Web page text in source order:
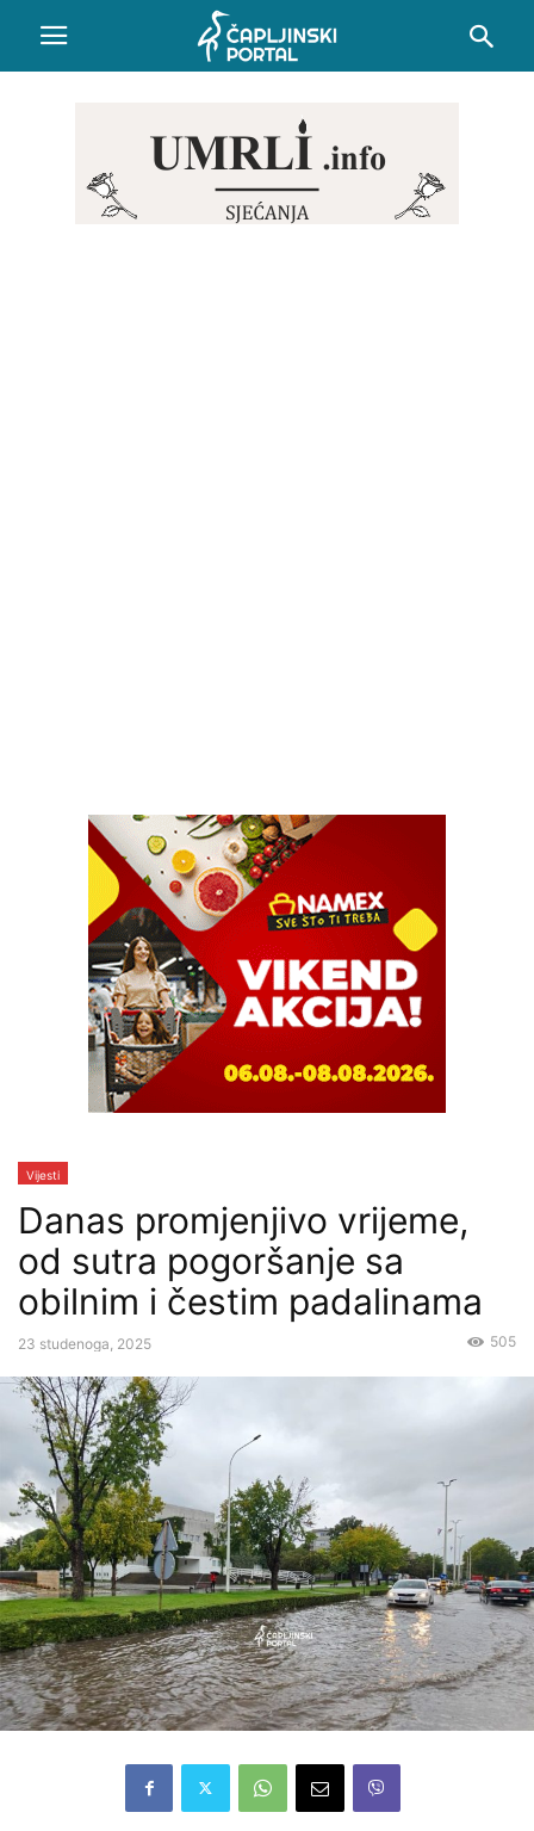
Vijesti
Danas promjenjivo vrijeme,
od sutra pogoršanje sa
obilnim i čestim padalinama
23 studenoga, 2025 505